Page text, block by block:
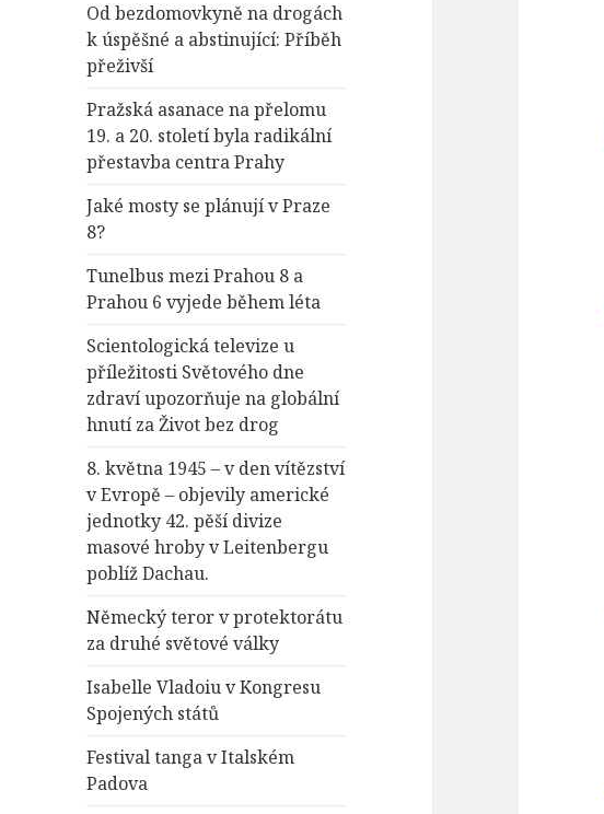
Od bezdomovkyně na drogách
k úspěšné a abstinující: Příběh
přeživší
Pražská asanace na přelomu
19. a 20. století byla radikální
přestavba centra Prahy
Jaké mosty se plánují v Praze
8?
Tunelbus mezi Prahou 8 a
Prahou 6 vyjede během léta
Scientologická televize u
příležitosti Světového dne
zdraví upozorňuje na globální
hnutí za Život bez drog
8. května 1945 – v den vítězství
v Evropě – objevily americké
jednotky 42. pěší divize
masové hroby v Leitenbergu
poblíž Dachau.
Německý teror v protektorátu
za druhé světové války
Isabelle Vladoiu v Kongresu
Spojených států
Festival tanga v Italském
Padova